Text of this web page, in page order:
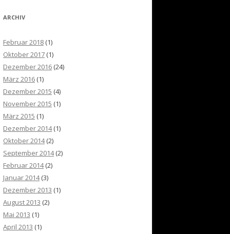
ARCHIV
Februar 2018 (1)
Oktober 2017 (1)
Dezember 2016 (24)
März 2016 (1)
Dezember 2015 (4)
November 2015 (1)
März 2015 (1)
Dezember 2014(1)
Oktober 2014(2)
September 2014(2)
Februar 2014(2)
Januar 2014(3)
Dezember 2013 (1)
August 2013 (2)
Mai 2013 (1)
April 2013 (1)